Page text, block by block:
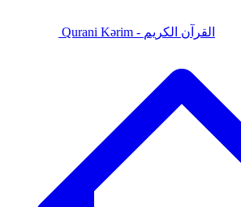
Qurani Kərim - القرآن الكريم